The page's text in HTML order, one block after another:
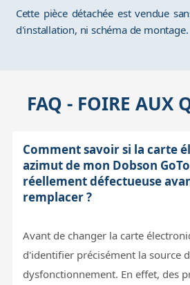
Cette pièce détachée est vendue
d'installation, ni schéma de montage.
FAQ - FOIRE AUX
Comment savoir si la carte
azimut de mon Dobson
réellement défectueuse
remplacer ?
Avant de changer la carte
d'identifier précisément la source
dysfonctionnement. En effet, des